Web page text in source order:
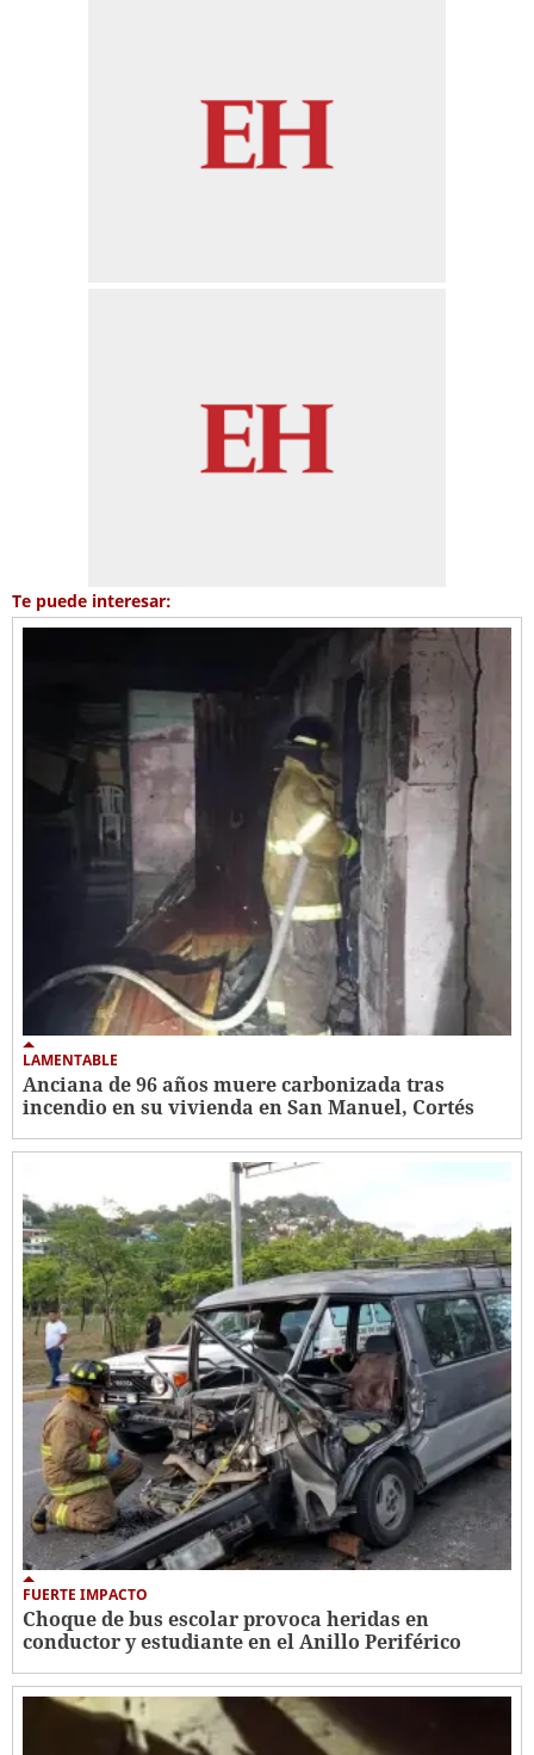
Te puede interesar:
LAMENTABLE
Anciana de 96 años muere carbonizada tras
incendio en su vivienda en San Manuel, Cortés
FUERTE IMPACTO
Choque de bus escolar provoca heridas en
conductor y estudiante en el Anillo Periférico